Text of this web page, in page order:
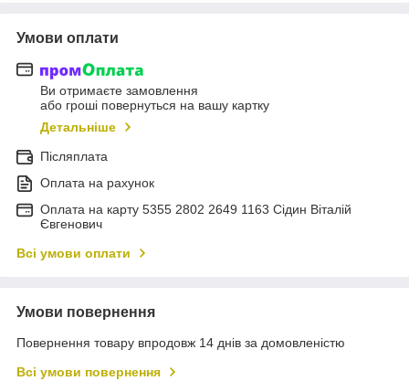
Умови оплати
Ви отримаєте замовлення
або гроші повернуться на вашу картку
Детальніше
Післяплата
Оплата на рахунок
Оплата на карту 5355 2802 2649 1163 Сідин Віталій
Євгенович
Всі умови оплати
Умови повернення
Повернення товару впродовж 14 днів за домовленістю
Всі умови повернення